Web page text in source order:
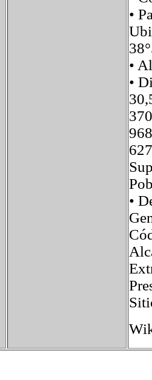
•
•
•
•